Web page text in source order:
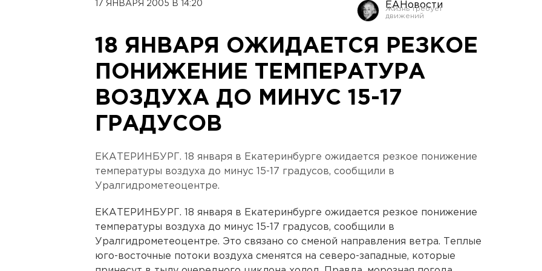
17 ЯНВАРЯ 2005 В 14:20 ЕАНовости
18 ЯНВАРЯ ОЖИДАЕТСЯ РЕЗКОЕ
ПОНИЖЕНИЕ ТЕМПЕРАТУРА
ВОЗДУХА ДО МИНУС 15-17
ГРАДУСОВ
ЕКАТЕРИНБУРГ. 18 января в Екатеринбурге ожидается резкое понижение
температуры воздуха до минус 15-17 градусов, сообщили в
Уралгидрометеоцентре.
ЕКАТЕРИНБУРГ. 18 января в Екатеринбурге ожидается резкое понижение
температуры воздуха до минус 15-17 градусов, сообщили в
Уралгидрометеоцентре. Это связано со сменой направления ветра. Теплые
юго-восточные потоки воздуха сменятся на северо-западные, которые